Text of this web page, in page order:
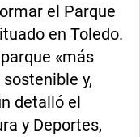
el Parque
en Toledo.
«más
y,
detalló el
y Deportes,